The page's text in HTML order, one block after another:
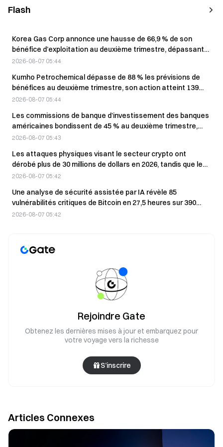
Flash
Korea Gas Corp annonce une hausse de 66,9 % de son
bénéfice d’exploitation au deuxième trimestre, dépassant
les attentes du marché.
2026-08-07 05:44
Kumho Petrochemical dépasse de 88 % les prévisions de
bénéfices au deuxième trimestre, son action atteint 139
000 wons
2026-08-07 05:44
Les commissions de banque d’investissement des banques
américaines bondissent de 45 % au deuxième trimestre,
surclassant les actions technologiques
2026-08-07 05:43
Les attaques physiques visant le secteur crypto ont
dérobé plus de 30 millions de dollars en 2026, tandis que leur
taux de réussite est tombé à 26 %.
2026-08-07 05:42
Une analyse de sécurité assistée par IA révèle 85
vulnérabilités critiques de Bitcoin en 27,5 heures sur 390
projets
2026-08-07 05:42
Rejoindre Gate
Obtenez les dernières mises à jour et embarquez pour
votre voyage vers la richesse
S’inscrire
Articles Connexes